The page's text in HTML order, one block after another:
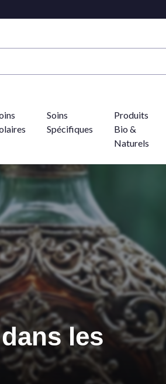
Soins
Spécifiques
Produits
Bio &
Naturels
les